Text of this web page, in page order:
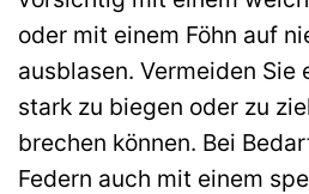
oder mit einem Föhn auf
ausblasen. Vermeiden Sie
stark zu biegen oder zu
brechen können. Bei
Federn auch mit einem